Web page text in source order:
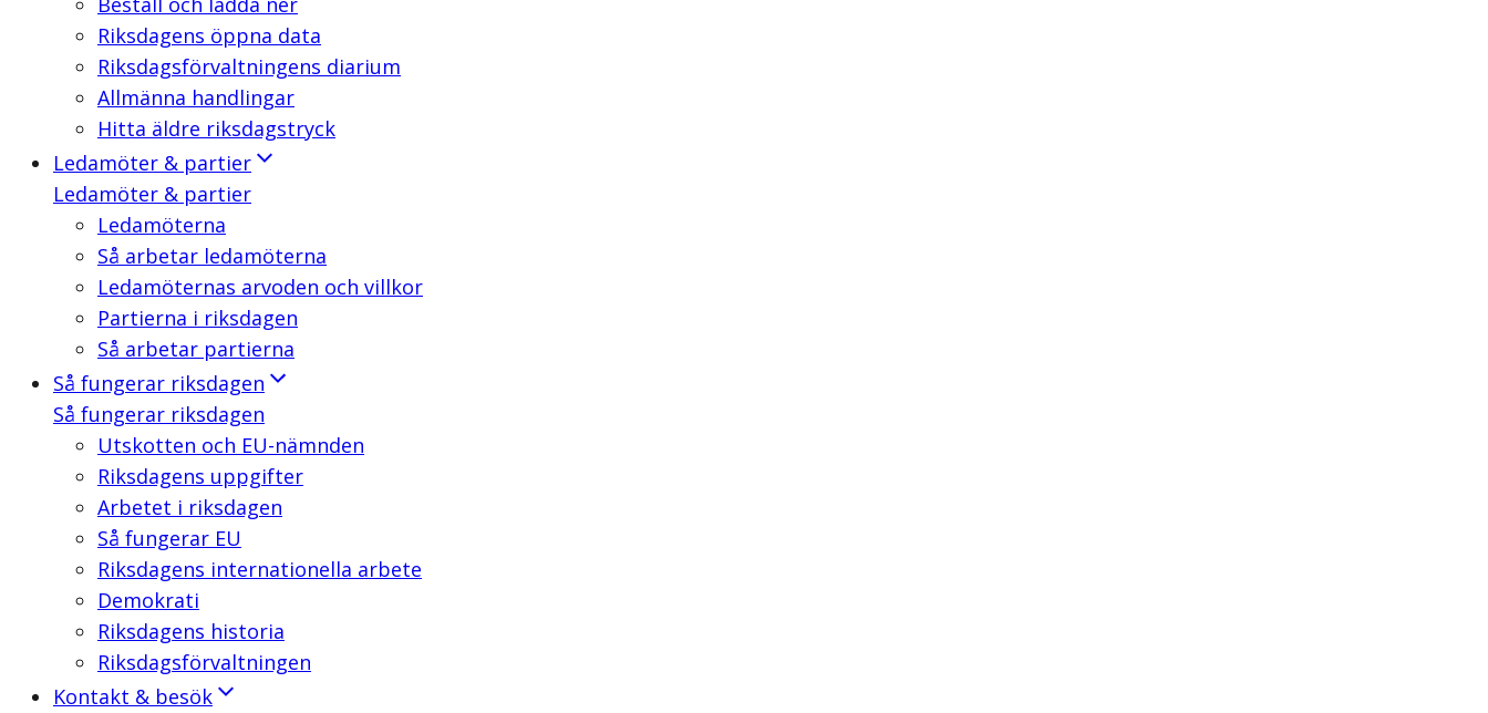
Riksdagens öppna data
Riksdagsförvaltningens diarium
Allmänna handlingar
Hitta äldre riksdagstryck
Ledamöter & partier
Ledamöter & partier
Ledamöterna
Så arbetar ledamöterna
Ledamöternas arvoden och villkor
Partierna i riksdagen
Så arbetar partierna
Så fungerar riksdagen
Så fungerar riksdagen
Utskotten och EU-nämnden
Riksdagens uppgifter
Arbetet i riksdagen
Så fungerar EU
Riksdagens internationella arbete
Demokrati
Riksdagens historia
Riksdagsförvaltningen
Kontakt & besök